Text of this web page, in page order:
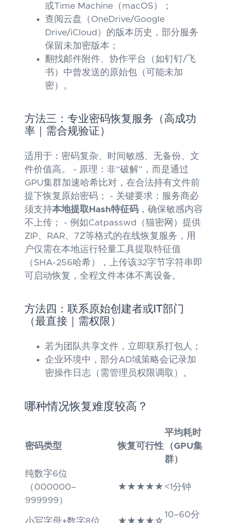
或Time Machine（macOS）；
查阅云盘（OneDrive/Google
Drive/iCloud）的版本历史，部分服务
保留未加密版本；
翻找邮件附件、协作平台（如钉钉/飞
书）中曾发送的原始包（可能未加
密）。
方法三：专业密码恢复服务（高成功
率｜需合规验证）
适用于：密码复杂、时间敏感、无备份、文
件价值高。 - 原理：非“破解”，而是通过
GPU集群加速哈希比对，在合法持有文件前
提下恢复原始密码； - 关键要求：服务商必
须支持本地提取Hash特征码 ，确保敏感内容
不上传； - 例如Catpasswd（猫密网）提供
ZIP、RAR、7Z等格式的在线恢复服务，用
户仅需在本地运行轻量工具提取特征值
（SHA-256哈希），上传该32字节字符串即
可启动恢复，全程文件本体不离设备。
方法四：联系原始创建者或IT部门
（最直接｜需权限）
若为团队共享文件，立即联系打包人；
企业环境中，部分AD域策略会记录加
密操作日志（需管理员权限调取）。
哪种情况恢复难度较高？
密码类型 恢复可行性
平均耗时
（GPU集
群）
纯数字6位
（000000–
999999）
★★★★★ <1分钟
10–60分